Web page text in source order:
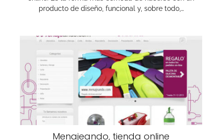
producto de diseño, funcional y, sobre todo,…
Menajeando, tienda online